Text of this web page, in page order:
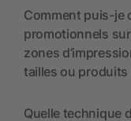
Comment puis-je
promotionnels
zones
tailles ou produits
Quelle technique